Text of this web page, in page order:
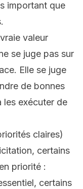
important que
valeur
se juge pas sur
Elle se juge
de bonnes
exécuter de
claires)
certains
priorité :
certains